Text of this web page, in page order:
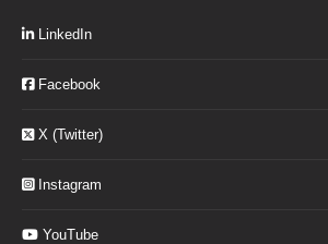
LinkedIn
Facebook
X (Twitter)
Instagram
YouTube